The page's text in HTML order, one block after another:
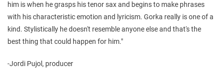
him is when he grasps his tenor sax and begins to make phrases
with his characteristic emotion and lyricism. Gorka really is one of a
kind. Stylistically he doesn't resemble anyone else and that's the
best thing that could happen for him."
-Jordi Pujol, producer